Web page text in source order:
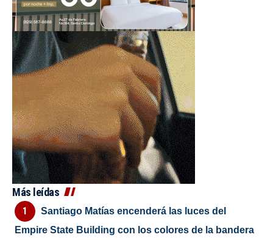
Más leídas
Santiago Matías encenderá las luces del
Empire State Building con los colores de la bandera